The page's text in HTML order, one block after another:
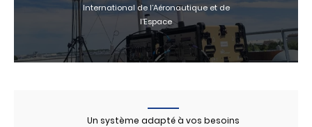
International de l’Aéronautique et de
l’Espace
Un système adapté à vos besoins